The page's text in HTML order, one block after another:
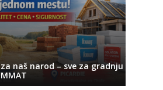
naš narod – sve za gradnju